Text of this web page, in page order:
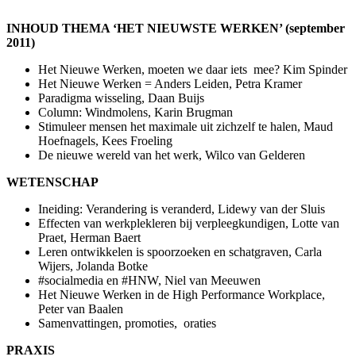
INHOUD THEMA ‘HET NIEUWSTE WERKEN’ (september
2011)
Het Nieuwe Werken, moeten we daar iets mee? Kim Spinder
Het Nieuwe Werken = Anders Leiden, Petra Kramer
Paradigma wisseling, Daan Buijs
Column: Windmolens, Karin Brugman
Stimuleer mensen het maximale uit zichzelf te halen, Maud
Hoefnagels, Kees Froeling
De nieuwe wereld van het werk, Wilco van Gelderen
WETENSCHAP
Ineiding: Verandering is veranderd, Lidewy van der Sluis
Effecten van werkplekleren bij verpleegkundigen, Lotte van
Praet, Herman Baert
Leren ontwikkelen is spoorzoeken en schatgraven, Carla
Wijers, Jolanda Botke
#socialmedia en #HNW, Niel van Meeuwen
Het Nieuwe Werken in de High Performance Workplace,
Peter van Baalen
Samenvattingen, promoties, oraties
PRAXIS